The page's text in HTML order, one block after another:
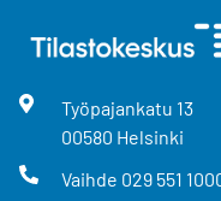
Työpajankatu 13
00580 Helsinki
Vaihde 029 551